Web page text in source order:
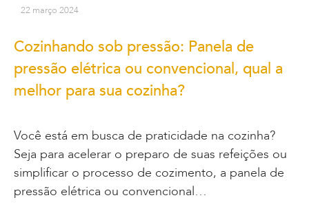
22 março 2024
Cozinhando sob pressão: Panela de
pressão elétrica ou convencional, qual a
melhor para sua cozinha?
Você está em busca de praticidade na cozinha?
Seja para acelerar o preparo de suas refeições ou
simplificar o processo de cozimento, a panela de
pressão elétrica ou convencional…